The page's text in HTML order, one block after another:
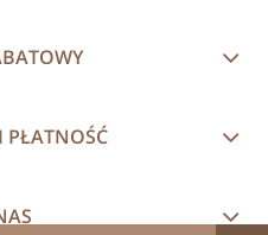
PŁATNOŚĆ